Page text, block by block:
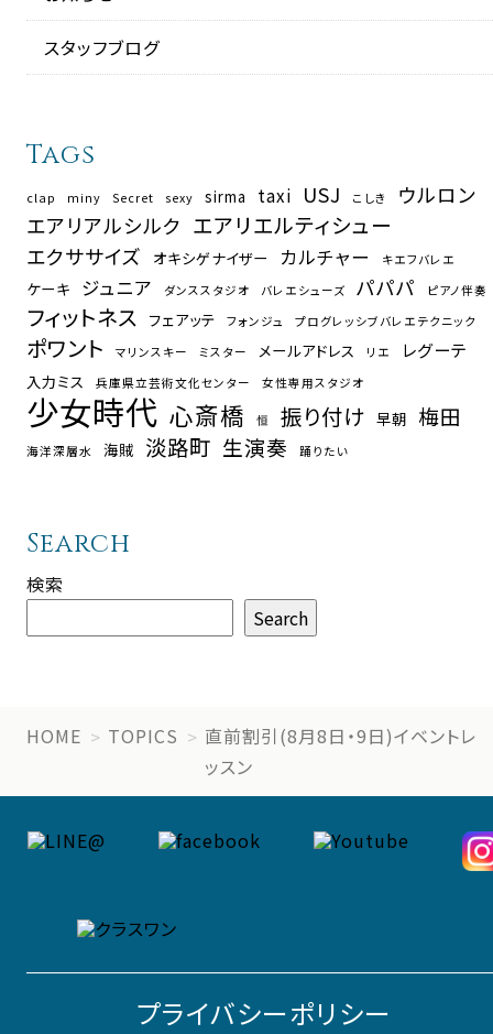
スタッフブログ
Tags
clap miny Secret sexy sirma taxi USJ こしき
ウルロン
エアリアルシルク エアリエルティシュー
エクササイズ オキシゲナイザー カルチャー キエフバレエ
ケーキ ジュニア ダンススタジオ バレエシューズ パパパ ピアノ伴奏
フィットネス フェアッテ フォンジュ プログレッシブバレエテクニック
ポワント マリンスキー ミスター メールアドレス リエ レグーテ
入力ミス 兵庫県立芸術文化センター 女性専用スタジオ
少女時代 心斎橋 恒 振り付け 早朝 梅田
海洋深層水 海賊 淡路町 生演奏 踊りたい
Search
検索
Search
HOME TOPICS
直前割引(8月8日・9日)イベントレ
ッスン
プライバシーポリシー